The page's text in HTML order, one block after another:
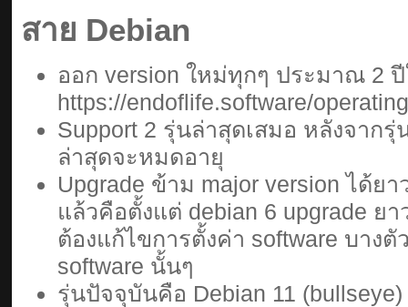
สาย Debian
ออก version ใหม่ทุกๆ ประมาณ 2
https://endoflife.software/
Support 2 รุ่นล่าสุดเสมอ หลังจาก
ล่าสุดจะหมดอายุ
Upgrade ข้าม major version ได้ย
แล้วคือตั้งแต่ debian 6 upgrade ย
ต้องแก้ไขการตั้งค่า software บาง
software นั้นๆ
รุ่นปัจจุบันคือ Debian 11